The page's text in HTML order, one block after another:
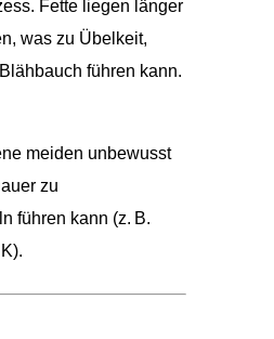
Fette liegen länger
was zu Übelkeit,
führen kann.
meiden unbewusst
zu
führen kann (z. B.